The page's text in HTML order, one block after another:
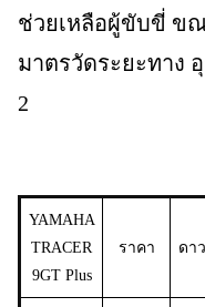
ช่วยเหลือผู้ขับขี่ ข
มาตรวัดระยะทาง
2
YAMAHA
TRACER
9GT Plus
ราคา ดา